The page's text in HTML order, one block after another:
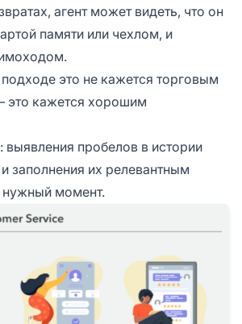
агент может видеть, что он
памяти или чехлом, и
это не кажется торговым
кажется хорошим
выявления пробелов в истории
заполнения их релевантным
момент.